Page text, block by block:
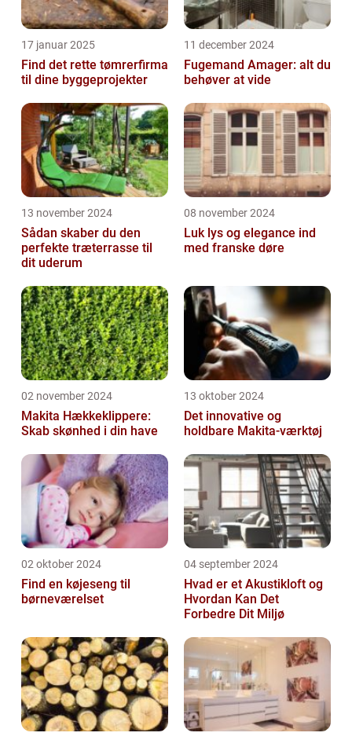
17 januar 2025
Find det rette tømrerfirma
til dine byggeprojekter
11 december 2024
Fugemand Amager: alt du
behøver at vide
13 november 2024
Sådan skaber du den
perfekte træterrasse til
dit uderum
08 november 2024
Luk lys og elegance ind
med franske døre
02 november 2024
Makita Hækkeklippere:
Skab skønhed i din have
13 oktober 2024
Det innovative og
holdbare Makita-værktøj
02 oktober 2024
Find en køjeseng til
børneværelset
04 september 2024
Hvad er et Akustikloft og
Hvordan Kan Det
Forbedre Dit Miljø